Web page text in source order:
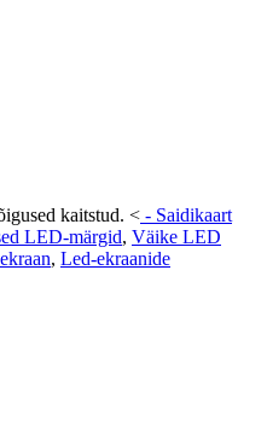
kaitstud. < - Saidikaart
LED-märgid, Väike LED
, Led-ekraanide